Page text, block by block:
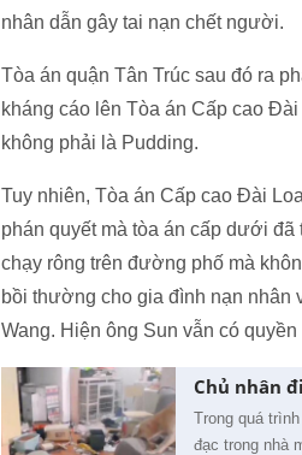
nhân dẫn gây tai nạn chết người.
Tòa án quận Tân Trúc sau đó ra
kháng cáo lên Tòa án Cấp cao
không phải là Pudding.
Tuy nhiên, Tòa án Cấp cao Đài
phán quyết mà tòa án cấp dưới
chạy rông trên đường phố mà
bồi thường cho gia đình nạn nhân
Wang. Hiện ông Sun vẫn có
Chủ nhân
Trong quá
đạc trong nhà